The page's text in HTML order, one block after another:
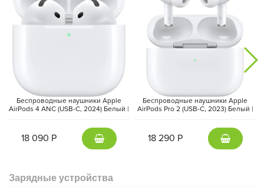
Одним из ключевых обновлений является использование
плоского защитного стекла, что делает часы более
устойчивыми к повреждениям. Это означает, что
пользователям станет легче защищать свои устройства, а
вероятность разбить экран значительно снизится. Учитывая,
что предыдущие модели были довольно хрупкими, это
улучшение очень радует.
Беспроводные наушники Apple
AirPods 4 ANC (USB-C, 2024) Белый |
18 090 Р
Беспроводные наушники Apple
AirPods Pro 2 (USB-C, 2023) Белый |
18 290 Р
Зарядные устройства